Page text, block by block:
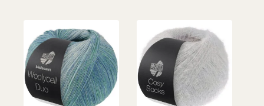
Die
Optionen
können
auf
der
Produktseite
gewählt
Optionen
können
auf
der
Produktseite
gewählt